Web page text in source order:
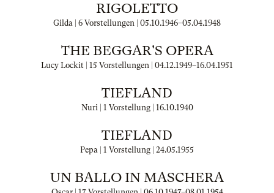
RIGOLETTO
Gilda | 6 Vorstellungen | 05.10.1946–05.04.1948
THE BEGGAR'S OPERA
Lucy Lockit | 15 Vorstellungen | 04.12.1949–16.04.1951
TIEFLAND
Nuri | 1 Vorstellung | 16.10.1940
TIEFLAND
Pepa | 1 Vorstellung | 24.05.1955
UN BALLO IN MASCHERA